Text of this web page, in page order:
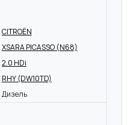
CITROËN
XSARA PICASSO (N68)
2.0 HDi
RHY (DW10TD)
Дизель